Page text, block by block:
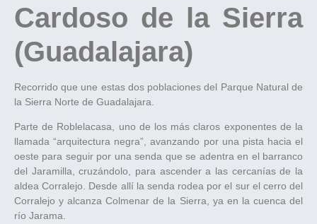
Cardoso de la Sierra
(Guadalajara)
Recorrido que une estas dos poblaciones del Parque Natural de
la Sierra Norte de Guadalajara.
Parte de Roblelacasa, uno de los más claros exponentes de la
llamada “arquitectura negra”, avanzando por una pista hacia el
oeste para seguir por una senda que se adentra en el barranco
del Jaramilla, cruzándolo, para ascender a las cercanías de la
aldea Corralejo. Desde allí la senda rodea por el sur el cerro del
Corralejo y alcanza Colmenar de la Sierra, ya en la cuenca del
río Jarama.